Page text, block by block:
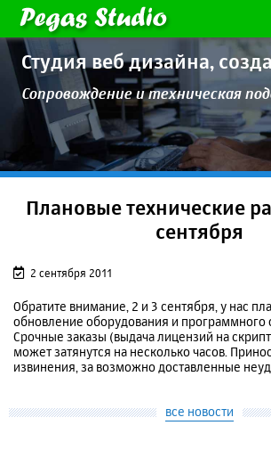
Студия веб дизайна,
Сопровождение и техническая
Плановые технические
сентября
2 сентября 2011
Обратите внимание, 2 и 3 сентября, у нас
обновление оборудования и программного
Срочные заказы (выдача лицензий на
может затянутся на несколько часов.
извинения, за возможно доставленные
все новости